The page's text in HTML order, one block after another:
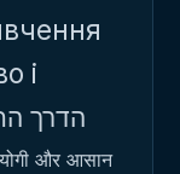
і
הדרך
और आसान